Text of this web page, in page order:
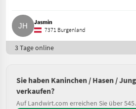
Jasmin
7371 Burgenland
3 Tage online
Sie haben Kaninchen / Hasen /
verkaufen?
Auf Landwirt.com erreichen Sie über